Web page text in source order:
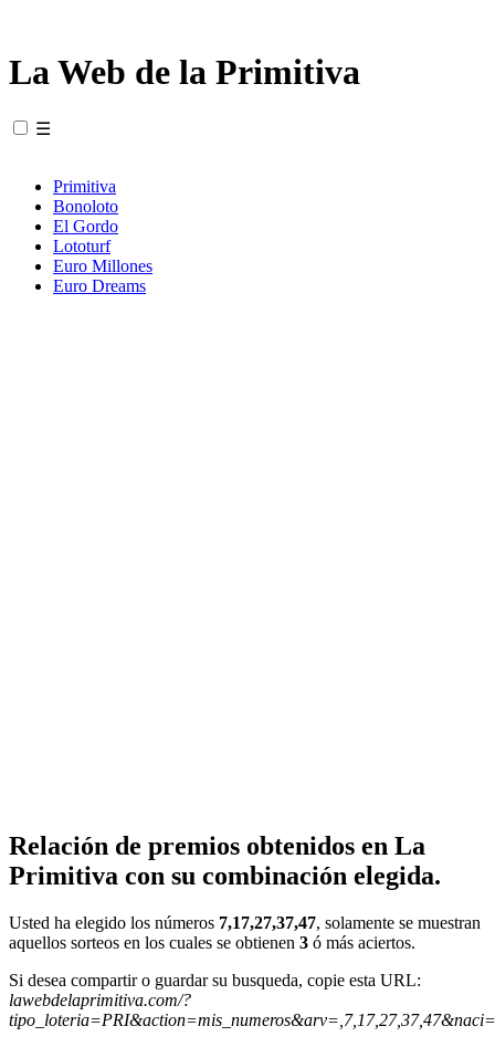
La Web de la Primitiva
☰
Primitiva
Bonoloto
El Gordo
Lototurf
Euro Millones
Euro Dreams
Relación de premios obtenidos en La
Primitiva con su combinación elegida.
Usted ha elegido los números 7,17,27,37,47, solamente se muestran
aquellos sorteos en los cuales se obtienen 3 ó más aciertos.
Si desea compartir o guardar su busqueda, copie esta URL:
lawebdelaprimitiva.com/?